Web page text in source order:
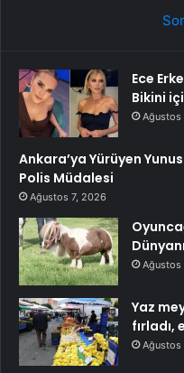
Ece
Bikini
Ağustos
Ankara’ya Yürüyen
Polis Müdalesi
Ağustos 7, 2026
Ağustos
Yaz
fırladı,
Ağustos